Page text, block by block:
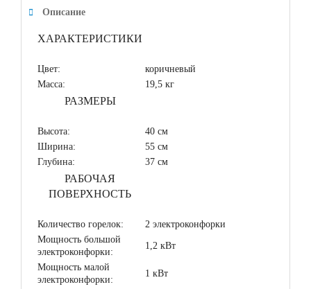
Описание
ХАРАКТЕРИСТИКИ
Цвет:
коричневый
Масса:
19,5 кг
РАЗМЕРЫ
Высота:
40 см
Ширина:
55 см
Глубина:
37 см
РАБОЧАЯ
ПОВЕРХНОСТЬ
Количество горелок:
2 электроконфорки
Мощность большой
электроконфорки:
1,2 кВт
Мощность малой
электроконфорки:
1 кВт